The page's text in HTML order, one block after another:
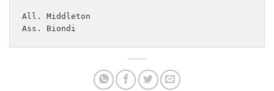
All. Middleton
Ass. Biondi